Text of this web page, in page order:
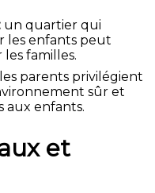
un quartier qui
les enfants peut
familles.
les parents privilégient
sûr et
aux enfants.
et